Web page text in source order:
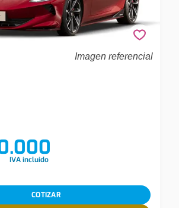
Imagen referencial
77 Khw 2wd Automovil
IVA incluido
COTIZAR